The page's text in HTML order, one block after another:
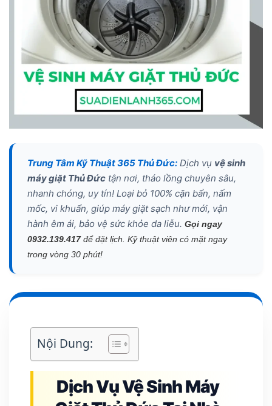
Trung Tâm Kỹ Thuật 365 Thủ Đức: Dịch vụ vệ sinh
máy giặt Thủ Đức tận nơi, tháo lồng chuyên sâu,
nhanh chóng, uy tín! Loại bỏ 100% cặn bẩn, nấm
mốc, vi khuẩn, giúp máy giặt sạch như mới, vận
hành êm ái, bảo vệ sức khỏe da liễu. Gọi ngay
0932.139.417để đặt lịch. Kỹ thuật viên có mặt ngay
trong vòng 30 phút!
Nội Dung:
Dịch Vụ Vệ Sinh Máy